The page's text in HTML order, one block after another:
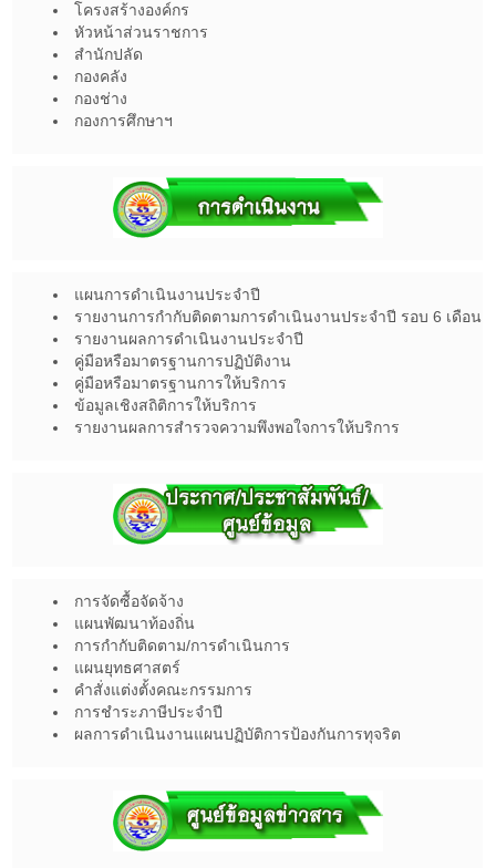
โครงสร้างองค์กร
หัวหน้าส่วนราชการ
สำนักปลัด
กองคลัง
กองช่าง
กองการศึกษาฯ
แผนการดำเนินงานประจำปี
รายงานการกำกับติดตามการดำเนินงานประจำปี รอบ 6 เดือน
รายงานผลการดำเนินงานประจำปี
คู่มือหรือมาตรฐานการปฏิบัติงาน
คู่มือหรือมาตรฐานการให้บริการ
ข้อมูลเชิงสถิติการให้บริการ
รายงานผลการสำรวจความพึงพอใจการให้บริการ
การจัดซื้อจัดจ้าง
แผนพัฒนาท้องถิ่น
การกำกับติดตาม/การดำเนินการ
แผนยุทธศาสตร์
คำสั่งแต่งตั้งคณะกรรมการ
การชำระภาษีประจำปี
ผลการดำเนินงานแผนปฏิบัติการป้องกันการทุจริต